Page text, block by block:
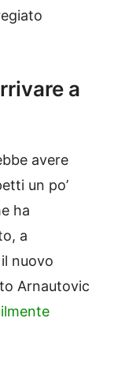
a
avere
un po’
ha
a
nuovo
Arnautovic